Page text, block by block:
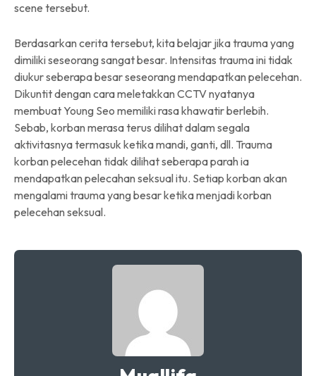
scene tersebut.
Berdasarkan cerita tersebut, kita belajar jika trauma yang
dimiliki seseorang sangat besar. Intensitas trauma ini tidak
diukur seberapa besar seseorang mendapatkan pelecehan.
Dikuntit dengan cara meletakkan CCTV nyatanya
membuat Young Seo memiliki rasa khawatir berlebih.
Sebab, korban merasa terus dilihat dalam segala
aktivitasnya termasuk ketika mandi, ganti, dll. Trauma
korban pelecehan tidak dilihat seberapa parah ia
mendapatkan pelecahan seksual itu. Setiap korban akan
mengalami trauma yang besar ketika menjadi korban
pelecehan seksual.